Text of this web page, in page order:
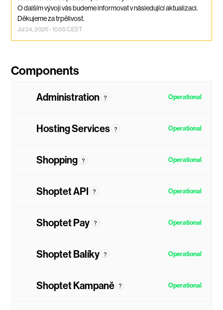
O dalším vývoji vás budeme informovat v následující aktualizaci.
Děkujeme za trpělivost.
Jul24,2026-10:55 CEST
Administration ? Operational
Hosting Services ? Operational
Shopping ? Operational
Shoptet API ? Operational
Shoptet Pay ? Operational
Shoptet Balíky ? Operational
Shoptet Kampaně ? Operational